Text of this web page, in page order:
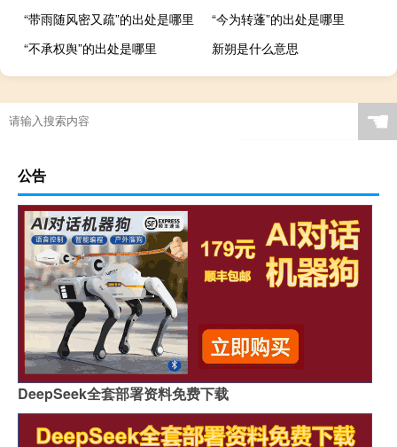
“带雨随风密又疏”的出处是哪里
“今为转蓬”的出处是哪里
“不承权舆”的出处是哪里
新朔是什么意思
☚
公告
DeepSeek全套部署资料免费下载